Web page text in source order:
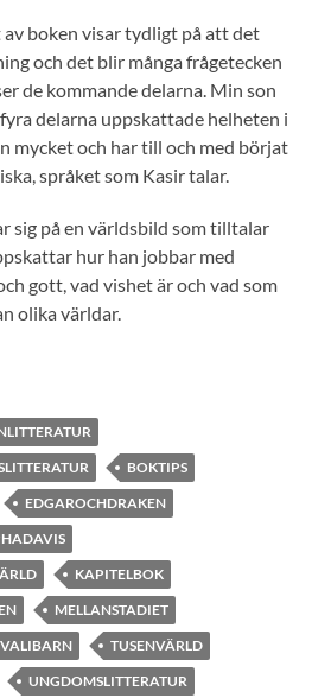
boken visar tydligt på att det
och det blir många frågetecken
de kommande delarna. Min son
delarna uppskattade helheten i
mycket och har till och med börjat
språket som Kasir talar.
sig på en världsbild som tilltalar
hur han jobbar med
gott, vad vishet är och vad som
olika världar.
BOKTIPS
EDGAROCHDRAKEN
KAPITELBOK
MELLANSTADIET
TUSENVÄRLD
UNGDOMSLITTERATUR